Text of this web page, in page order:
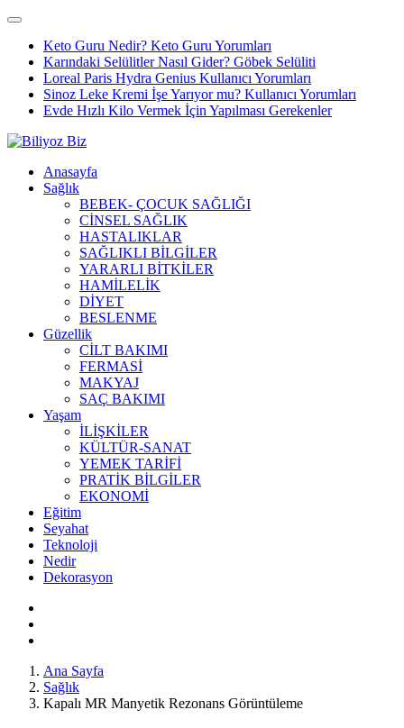
Keto Guru Nedir? Keto Guru Yorumları
Karındaki Selülitler Nasıl Gider? Göbek Selüliti
Loreal Paris Hydra Genius Kullanıcı Yorumları
Sinoz Leke Kremi İşe Yarıyor mu? Kullanıcı Yorumları
Evde Hızlı Kilo Vermek İçin Yapılması Gerekenler
Anasayfa
Sağlık
BEBEK- ÇOCUK SAĞLIĞI
CİNSEL SAĞLIK
HASTALIKLAR
SAĞLIKLI BİLGİLER
YARARLI BİTKİLER
HAMİLELİK
DİYET
BESLENME
Güzellik
CİLT BAKIMI
FERMASİ
MAKYAJ
SAÇ BAKIMI
Yaşam
İLİŞKİLER
KÜLTÜR-SANAT
YEMEK TARİFİ
PRATİK BİLGİLER
EKONOMİ
Eğitim
Seyahat
Teknoloji
Nedir
Dekorasyon
Ana Sayfa
Sağlık
Kapalı MR Manyetik Rezonans Görüntüleme